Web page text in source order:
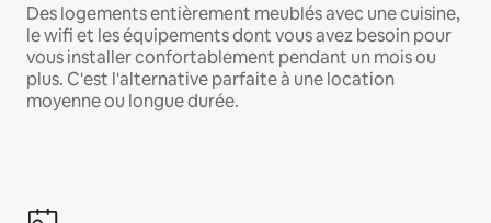
Des logements entièrement meublés avec une cuisine,
le wifi et les équipements dont vous avez besoin pour
vous installer confortablement pendant un mois ou
plus. C'est l'alternative parfaite à une location
moyenne ou longue durée.